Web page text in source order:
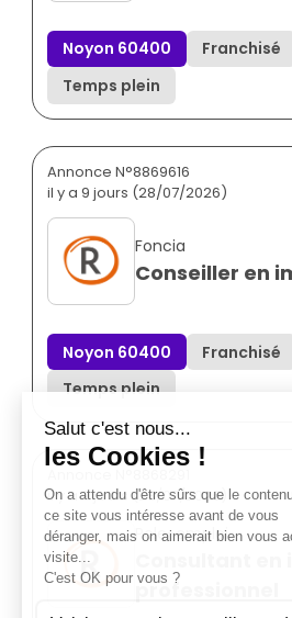
Noyon 60400 Franchisé
Temps plein
Annonce N°8869616
il y a 9 jours (28/07/2026)
Foncia
Conseiller en
Noyon 60400 Franchisé
Temps plein
il y a 9 jours (28/07/2026)
Pole-emploi
professionnel